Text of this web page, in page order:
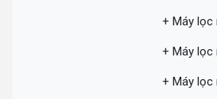
+ Máy lọc nước
+ Máy lọc nước
+ Máy lọc nước